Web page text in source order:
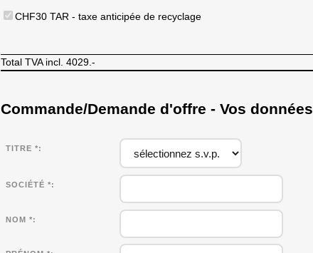
CHF30 TAR - taxe anticipée de recyclage
Total TVA incl. 4029.-
Commande/Demande d'offre - Vos données
TITRE *
SOCIÉTÉ *
NOM *